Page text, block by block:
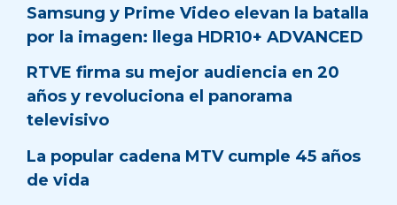
Samsung y Prime Video elevan la batalla
por la imagen: llega HDR10+ ADVANCED
RTVE firma su mejor audiencia en 20
años y revoluciona el panorama
televisivo
La popular cadena MTV cumple 45 años
de vida